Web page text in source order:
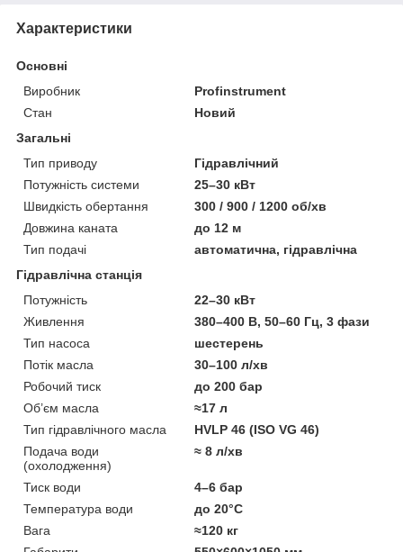
Характеристики
Основні
Виробник
Profinstrument
Стан
Новий
Загальні
Тип приводу
Гідравлічний
Потужність системи
25–30 кВт
Швидкість обертання
300 / 900 / 1200 об/хв
Довжина каната
до 12 м
Тип подачі
автоматична, гідравлічна
Гідравлічна станція
Потужність
22–30 кВт
Живлення
380–400 В, 50–60 Гц, 3 фази
Тип насоса
шестерень
Потік масла
30–100 л/хв
Робочий тиск
до 200 бар
Об’єм масла
≈17 л
Тип гідравлічного масла
HVLP 46 (ISO VG 46)
Подача води
(охолодження)
≈ 8 л/хв
Тиск води
4–6 бар
Температура води
до 20°C
Вага
≈120 кг